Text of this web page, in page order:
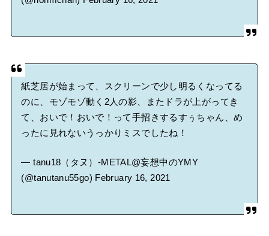
紙芝居が始まって、スクリーンで少し明るくなってる
のに、モゾモゾ動く2人の影、またドラが上がってき
て、おいで！おいで！って手招きするすぅちゃん、め
ったに見れないうっかりミスでしたね！
— tanu18（タヌ）-METAL@妄想中のYMY
(@tanutanu55go) February 16, 2021